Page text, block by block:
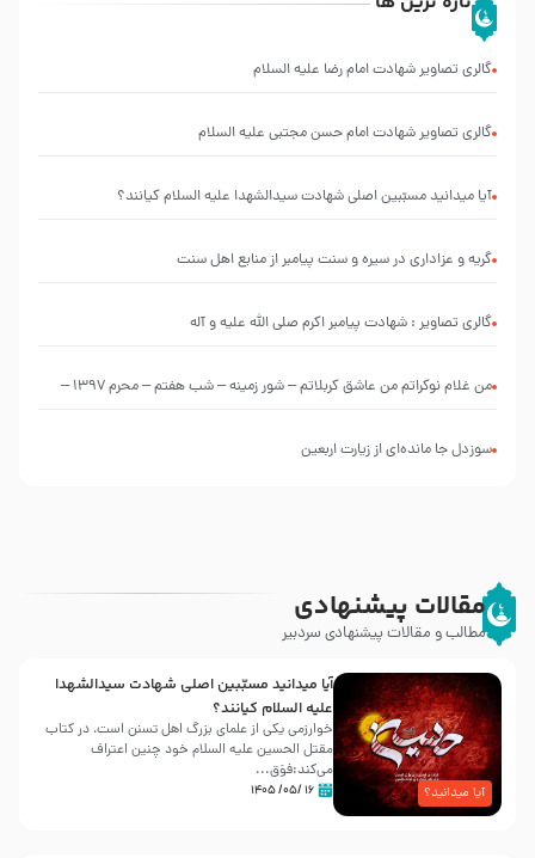
گالری تصاویر شهادت امام رضا علیه السلام
گالری تصاویر شهادت امام حسن مجتبی علیه السلام
آیا میدانید مسبّبین اصلی شهادت سیدالشهدا علیه ‌السلام کیانند؟
گریه و عزاداری در سیره و سنت پیامبر از منابع اهل سنت
گالری تصاویر : شهادت پیامبر اکرم صلی الله علیه و آله
من غلام نوکراتم من عاشق کربلاتم – شور زمینه – شب هفتم – محرم 1397 –
سوزدل جا مانده‌ای از زیارت اربعین
مقالات پیشنهادی
مطالب و مقالات پیشنهادی سردبیر
آیا میدانید؟
آیا میدانید مسبّبین اصلی شهادت سیدالشهدا
علیه ‌السلام کیانند؟
خوارزمی یکی از علمای بزرگ اهل تسنن است، در کتاب
مقتل الحسین علیه ‌السلام خود چنین اعتراف
می‌کند:فوَق...
۱۶ /۰۵/ ۱۴۰۵